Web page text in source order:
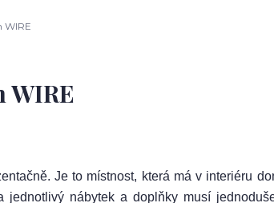
WIRE
WIRE
Je to místnost, která má v interiéru
nábytek a doplňky musí